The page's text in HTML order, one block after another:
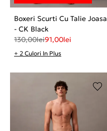
Boxeri Scurti Cu Talie Joasa
- CK Black
130,00lei91,00lei
+ 2 Culori In Plus